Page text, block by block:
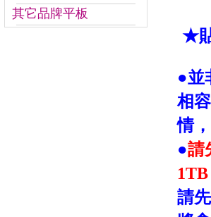
其它品牌平板
★
●並
相
情
●請
請